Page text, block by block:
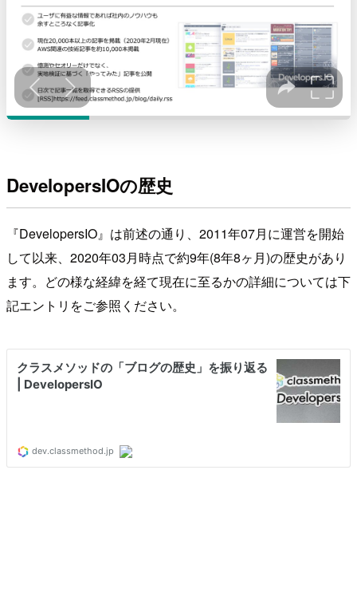
DevelopersIOの歴史
『DevelopersIO』は前述の通り、2011年07月に運営を開始
して以来、2020年03月時点で約9年(8年8ヶ月)の歴史があり
ます。どの様な経緯を経て現在に至るかの詳細については下
記エントリをご参照ください。